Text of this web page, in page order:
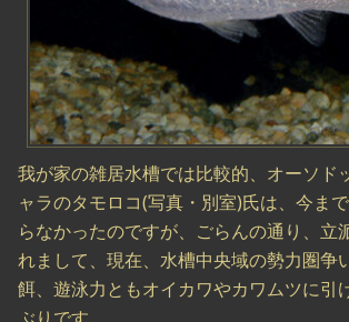
我が家の雑居水槽では比較的、オーソド
ャラのタモロコ(写真・別室)氏は、今ま
らなかったのですが、ごらんの通り、立
れまして、現在、水槽中央域の勢力圏争
餌、遊泳力ともオイカワやカワムツに引